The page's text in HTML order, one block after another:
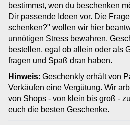
bestimmst, wen du beschenken
Dir passende Ideen vor. Die
schenken?" wollen wir hier
unnötigen Stress bewahren.
bestellen, egal ob allein oder als
fragen und Spaß dran haben.
Hinweis: Geschenkly erhält von
Verkäufen eine Vergütung. Wir
von Shops - von klein bis groß -
euch die besten Geschenke.